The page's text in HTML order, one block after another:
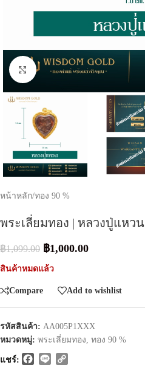
Click to enlarge
หน้าหลัก/ทอง 90 %
พระเลี่ยมทอง | หลวงปู่แหวน
฿1,099.00 ฿1,000.00
สินค้าหมดแล้ว
Compare Add to wishlist
รหัสสินค้า: AA005P1XXX
หมวดหมู่: พระเลี่ยมทอง, ทอง 90 %
แชร์: Facebook
Line